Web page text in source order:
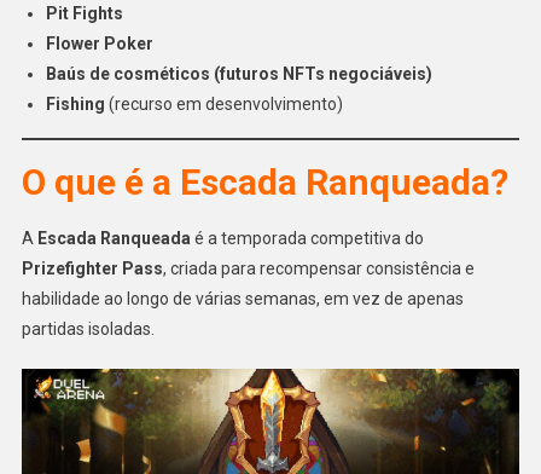
Pit Fights
Flower Poker
Baús de cosméticos (futuros NFTs negociáveis)
Fishing (recurso em desenvolvimento)
O que é a Escada Ranqueada?
A Escada Ranqueada é a temporada competitiva do
Prizefighter Pass, criada para recompensar consistência e
habilidade ao longo de várias semanas, em vez de apenas
partidas isoladas.